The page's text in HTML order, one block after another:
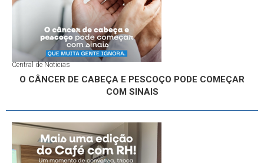
Central de Notícias
O CÂNCER DE CABEÇA E PESCOÇO PODE COMEÇAR
COM SINAIS